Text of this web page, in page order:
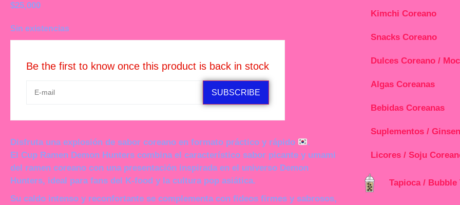
$25,000
Sin existencias
Be the first to know once this product is back in stock
SUBSCRIBE
Disfruta una explosión de sabor coreano en formato práctico y rápido
.
El Cup Ramen Demon Hunters combina el característico sabor picante y umami
del ramen coreano con una presentación inspirada en el universo Demon
Hunters, ideal para fans del K-food y la cultura pop asiática.
Su caldo intenso y reconfortante se complementa con fideos firmes y sabrosos,
Kimchi Coreano
Snacks Coreano
Dulces Coreano /
Algas Coreanas
Bebidas Coreanas
Suplementos /
Licores / Soju
Tapioca / Bubble